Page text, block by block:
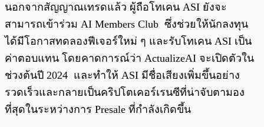
นอกจากสัญญาณเทรดแล้ว ผู้ถือโทเคน ASI ยังจะ
สามารถเข้าร่วม AI Members Club ซึ่งช่วยให้นักลงทุน
ได้มีโอกาสทดลองฟีเจอร์ใหม่ ๆ และรับโทเคน ASI เป็น
ค่าตอบแทน โดยคาดการณ์ว่า ActualizeAI จะเปิดตัวใน
ช่วงต้นปี 2024 และทำให้ ASI มีชื่อเสียงเพิ่มขึ้นอย่าง
รวดเร็วและกลายเป็นคริปโตเคอร์เรนซีที่น่าจับตามอง
ที่สุดในระหว่างการ Presale ที่กำลังเกิดขึ้น